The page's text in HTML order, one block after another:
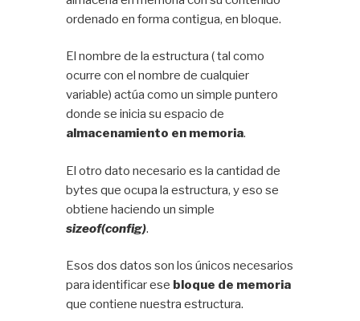
ordenado en forma contigua, en bloque.
El nombre de la estructura ( tal como
ocurre con el nombre de cualquier
variable) actúa como un simple puntero
donde se inicia su espacio de
almacenamiento en memoria.
El otro dato necesario es la cantidad de
bytes que ocupa la estructura, y eso se
obtiene haciendo un simple
sizeof(config).
Esos dos datos son los únicos necesarios
para identificar ese bloque de memoria
que contiene nuestra estructura.